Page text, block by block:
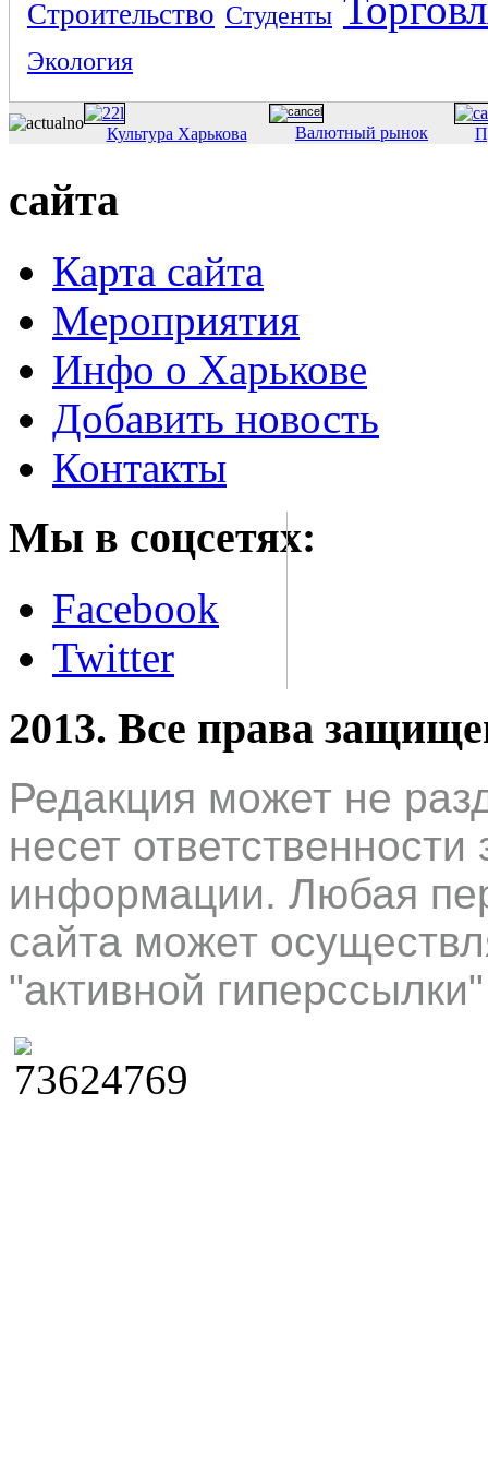
Строительство Студенты
Экология
Культура Харькова Валютный рынок
сайта
Карта сайта
Мероприятия
Инфо о Харькове
Добавить новость
Контакты
Мы в соцсетях:
Facebook
Twitter
2013. Все права
Редакция может не
несет
информации. Любая
сайта может
"активной